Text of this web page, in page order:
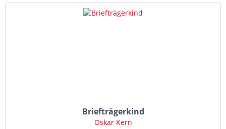
Briefträgerkind
Oskar Kern